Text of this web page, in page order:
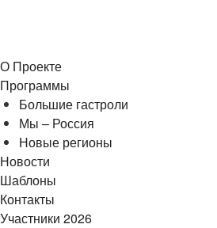
О Проекте
Программы
Большие гастроли
Мы – Россия
Новые регионы
Новости
Шаблоны
Контакты
Участники 2026